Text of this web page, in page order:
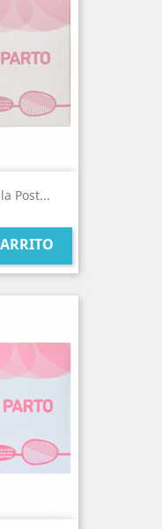
Post...